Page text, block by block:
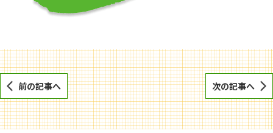
前の記事へ 次の記事へ